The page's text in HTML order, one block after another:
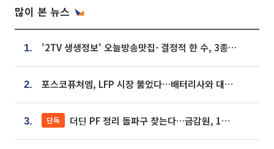
많이 본 뉴스
1. '2TV 생생정보' 오늘방송맛집- 결정적 한 수, 3종 메밀면! 메밀 소바 맛집 '의○○○○'
2. 포스코퓨처엠, LFP 시장 뚫었다…배터리사와 대규모 장기 공급 합의
3. 단독 더딘 PF 정리 돌파구 찾는다…금감원, 1년 반 만에 매각설명회 재개